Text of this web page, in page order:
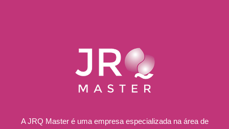
A JRQ Master é uma empresa especializada na área de